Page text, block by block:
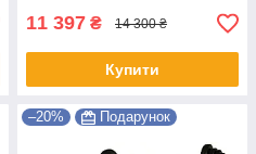
11 397 ₴ 14 300 ₴
Купити
–20% Подарунок